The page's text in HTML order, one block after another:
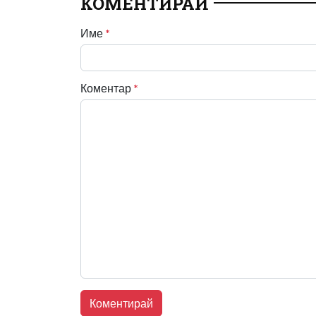
Име *
Коментар *